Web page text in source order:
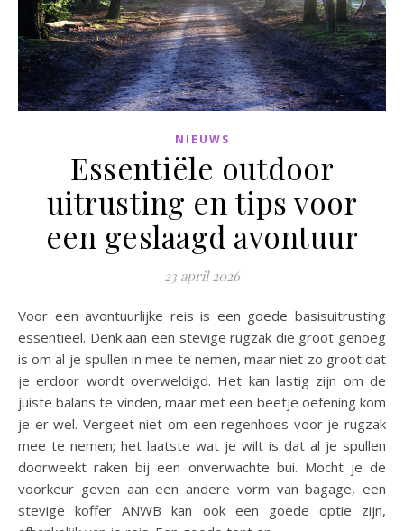
NIEUWS
Essentiële outdoor
uitrusting en tips voor
een geslaagd avontuur
23 april 2026
Voor een avontuurlijke reis is een goede basisuitrusting
essentieel. Denk aan een stevige rugzak die groot genoeg
is om al je spullen in mee te nemen, maar niet zo groot dat
je erdoor wordt overweldigd. Het kan lastig zijn om de
juiste balans te vinden, maar met een beetje oefening kom
je er wel. Vergeet niet om een regenhoes voor je rugzak
mee te nemen; het laatste wat je wilt is dat al je spullen
doorweekt raken bij een onverwachte bui. Mocht je de
voorkeur geven aan een andere vorm van bagage, een
stevige koffer ANWB kan ook een goede optie zijn,